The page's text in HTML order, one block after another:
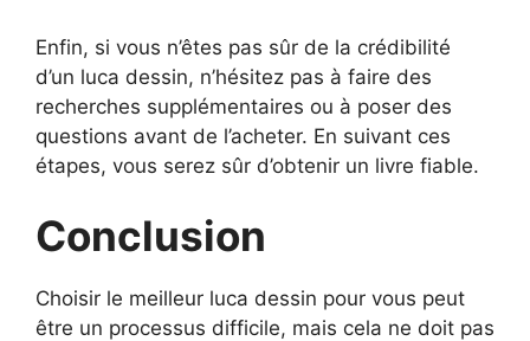
Enfin, si vous n’êtes pas sûr de la crédibilité
d’un luca dessin, n’hésitez pas à faire des
recherches supplémentaires ou à poser des
questions avant de l’acheter. En suivant ces
étapes, vous serez sûr d’obtenir un livre fiable.
Conclusion
Choisir le meilleur luca dessin pour vous peut
être un processus difficile, mais cela ne doit pas